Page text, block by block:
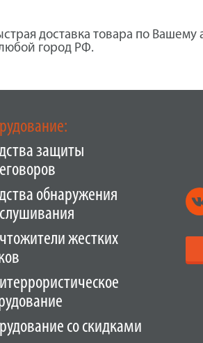
доставка товара по Вашему
город РФ.
защиты
обнаружения
жестких
со скидками